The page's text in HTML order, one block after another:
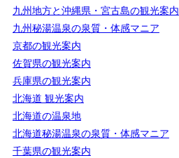
九州地方と沖縄県・宮古島の観光案内
九州秘湯温泉の泉質・体感マニア
京都の観光案内
佐賀県の観光案内
兵庫県の観光案内
北海道 観光案内
北海道の温泉地
北海道秘湯温泉の泉質・体感マニア
千葉県の観光案内